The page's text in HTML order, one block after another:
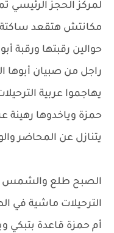
لمركز الحجز الرئيسي
مكانتش هتقعد
حوالين رقبتها ورقبة
راجل من صبيان أبوها
يهاجموا عربية
حمزة وياخدوها رهينة
يتنازل عن المحاضر
الصبح طلع والشمس
الترحيلات ماشية في
أم حمزة قاعدة بتبكي